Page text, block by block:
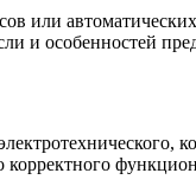
или
и особенностей
корректного